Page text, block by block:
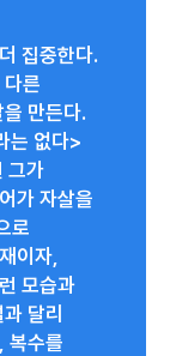
집중한다.
른
만든다.
는 없다>
그가
가 자살을
로
이자,
모습과
달리
복수를